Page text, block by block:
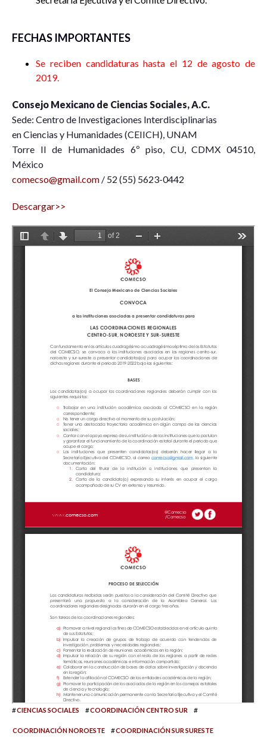
FECHAS IMPORTANTES
Se reciben candidaturas hasta el 12 de agosto de
2019.
Consejo Mexicano de Ciencias Sociales, A.C.
Sede: Centro de Investigaciones Interdisciplinarias
en Ciencias y Humanidades (CEIICH), UNAM
Torre II de Humanidades 6º piso, CU, CDMX 04510,
México
comecso@gmail.com / 52 (55) 5623-0442
Descargar>>
#CIENCIAS SOCIALES #COORDINACIÓN CENTRO SUR #
COORDINACIÓN NOROESTE #COORDINACIÓN SUR SURESTE